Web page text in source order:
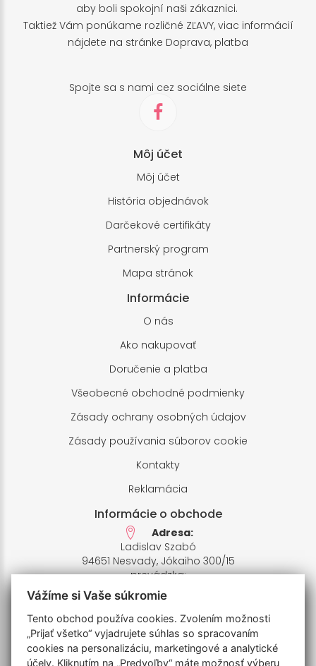
aby boli spokojní naši zákaznici.
Taktiež Vám ponúkame rozličné ZĽAVY, viac informácií
nájdete na stránke Doprava, platba
Spojte sa s nami cez sociálne siete
Môj účet
Môj účet
História objednávok
Darčekové certifikáty
Partnerský program
Mapa stránok
Informácie
O nás
Ako nakupovať
Doručenie a platba
Všeobecné obchodné podmienky
Zásady ochrany osobných údajov
Zásady používania súborov cookie
Kontakty
Reklamácia
Informácie o obchode
Adresa:
Ladislav Szabó
94651 Nesvady, Jókaiho 300/15
prevádzka:
94651 Nesvady,Farské pole 1
IČO: 33658412,
IČ DPH: SK1020426935
Bankový účet:
SK7811110000006770201009
IBAN: UNCRSKBX
Vážíme si Vaše súkromie
Tento obchod používa cookies. Zvolením možnosti
„Prijať všetko“ vyjadrujete súhlas so spracovaním
cookies na personalizáciu, marketingové a analytické
účely. Kliknutím na „Predvoľby“ máte možnosť výberu